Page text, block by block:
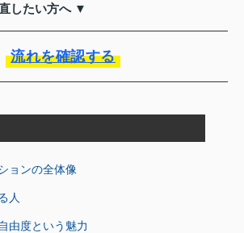
したい方へ ▼
流れを確認する
ョンの全体像
人
由度という魅力